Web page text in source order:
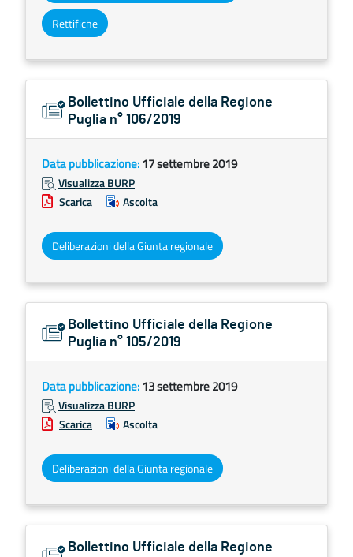
Rettifiche
Bollettino Ufficiale della Regione
Puglia n° 106/2019
Data pubblicazione:17 settembre 2019
Visualizza BURP
Scarica
Ascolta
Deliberazioni della Giunta regionale
Bollettino Ufficiale della Regione
Puglia n° 105/2019
Data pubblicazione:13 settembre 2019
Visualizza BURP
Scarica
Ascolta
Deliberazioni della Giunta regionale
Bollettino Ufficiale della Regione